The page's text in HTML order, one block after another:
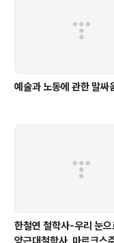
예술과 노동에 관한 말싸
한철연 철학사-우리 눈으